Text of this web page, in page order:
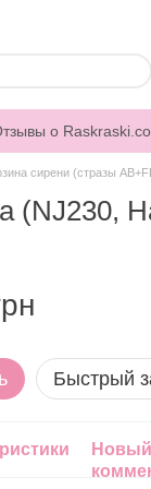
о
сирени (стразы
(NJ230,
Быстрый